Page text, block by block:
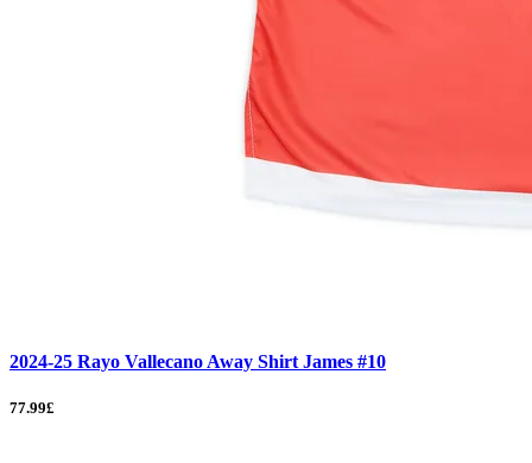
2024-25 Rayo Vallecano Away Shirt James #10
77.99£